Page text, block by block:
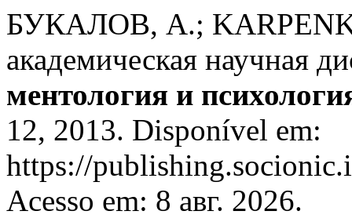
БУКАЛОВ, А.;
академическая научная
ментология и
12, 2013. Disponível em:
https://
Acesso em: 8 авг. 2026.